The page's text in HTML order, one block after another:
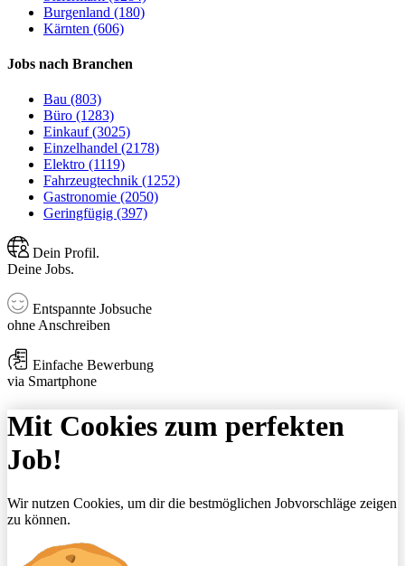
Burgenland (180)
Kärnten (606)
Jobs nach Branchen
Bau (803)
Büro (1283)
Einkauf (3025)
Einzelhandel (2178)
Elektro (1119)
Fahrzeugtechnik (1252)
Gastronomie (2050)
Geringfügig (397)
Dein Profil.
Deine Jobs.
Entspannte Jobsuche
ohne Anschreiben
Einfache Bewerbung
via Smartphone
Mit Cookies zum perfekten
Job!
Wir nutzen Cookies, um dir die bestmöglichen Jobvorschläge zeigen
zu können.